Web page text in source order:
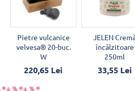
Pietre vulcanice
velvesa® 20-buc.
W
220,65 Lei
JELEN
încălzitoare
250ml
33,55 Lei